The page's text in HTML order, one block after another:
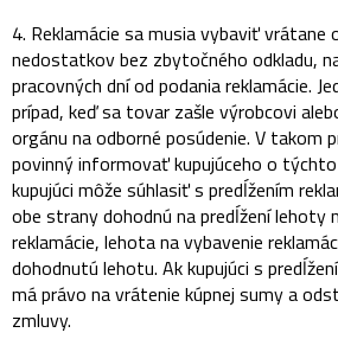
4. Reklamácie sa musia vybaviť vrátane
nedostatkov bez zbytočného odkladu,
pracovných dní od podania reklamácie.
prípad, keď sa tovar zašle výrobcovi
orgánu na odborné posúdenie. V takom
povinný informovať kupujúceho o
kupujúci môže súhlasiť s predĺžením
obe strany dohodnú na predĺžení lehoty
reklamácie, lehota na vybavenie
dohodnutú lehotu. Ak kupujúci s
má právo na vrátenie kúpnej sumy a
zmluvy.